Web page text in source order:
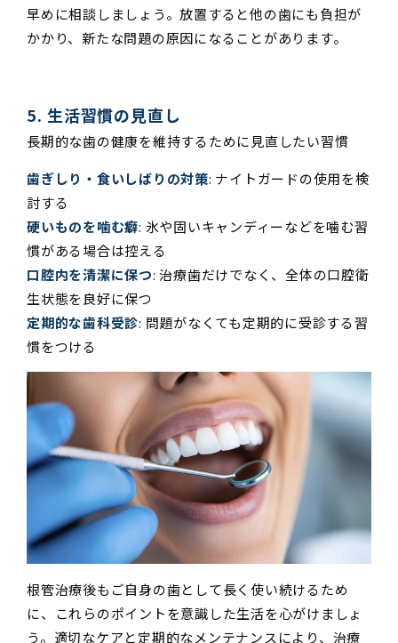
早めに相談しましょう。放置すると他の歯にも負担が
かかり、新たな問題の原因になることがあります。
5. 生活習慣の見直し
長期的な歯の健康を維持するために見直したい習慣
歯ぎしり・食いしばりの対策: ナイトガードの使用を検
討する
硬いものを噛む癖: 氷や固いキャンディーなどを噛む習
慣がある場合は控える
口腔内を清潔に保つ: 治療歯だけでなく、全体の口腔衛
生状態を良好に保つ
定期的な歯科受診: 問題がなくても定期的に受診する習
慣をつける
根管治療後もご自身の歯として長く使い続けるため
に、これらのポイントを意識した生活を心がけましょ
う。適切なケアと定期的なメンテナンスにより、治療